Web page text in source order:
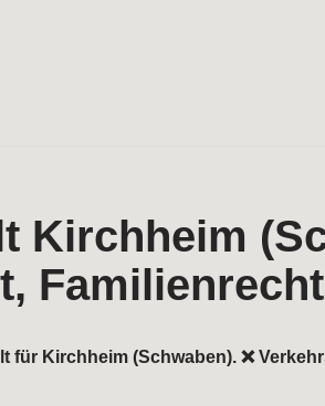
für Kirchheim (Schwaben). ❌